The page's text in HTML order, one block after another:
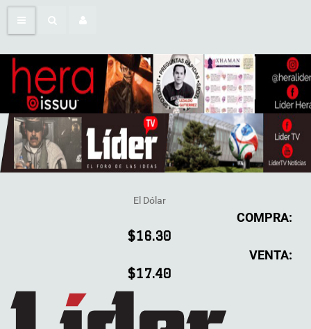
El Dólar
COMPRA:
$16.30
VENTA:
$17.40